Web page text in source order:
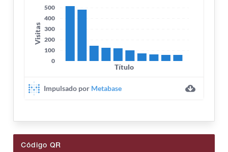
Código QR